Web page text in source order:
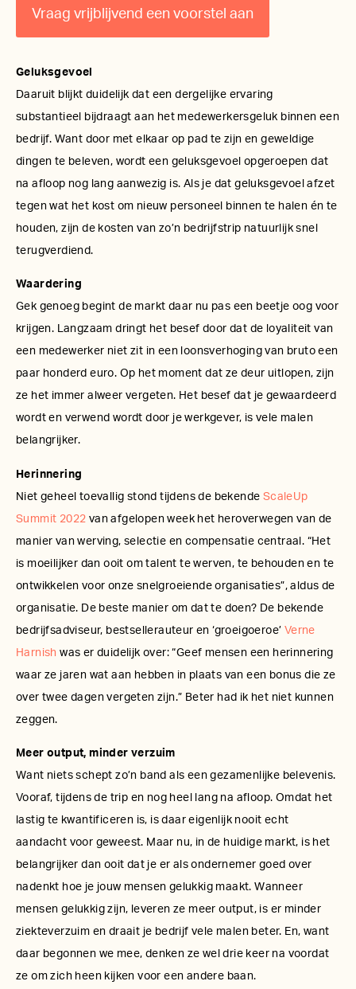
Vraag vrijblijvend een voorstel aan
Geluksgevoel
Daaruit blijkt duidelijk dat een dergelijke ervaring
substantieel bijdraagt aan het medewerkersgeluk binnen een
bedrijf. Want door met elkaar op pad te zijn en geweldige
dingen te beleven, wordt een geluksgevoel opgeroepen dat
na afloop nog lang aanwezig is. Als je dat geluksgevoel afzet
tegen wat het kost om nieuw personeel binnen te halen én te
houden, zijn de kosten van zo’n bedrijfstrip natuurlijk snel
terugverdiend.
Waardering
Gek genoeg begint de markt daar nu pas een beetje oog voor
krijgen. Langzaam dringt het besef door dat de loyaliteit van
een medewerker niet zit in een loonsverhoging van bruto een
paar honderd euro. Op het moment dat ze deur uitlopen, zijn
ze het immer alweer vergeten. Het besef dat je gewaardeerd
wordt en verwend wordt door je werkgever, is vele malen
belangrijker.
Herinnering
Niet geheel toevallig stond tijdens de bekende ScaleUp
Summit 2022 van afgelopen week het heroverwegen van de
manier van werving, selectie en compensatie centraal. “Het
is moeilijker dan ooit om talent te werven, te behouden en te
ontwikkelen voor onze snelgroeiende organisaties”, aldus de
organisatie. De beste manier om dat te doen? De bekende
bedrijfsadviseur, bestsellerauteur en ‘groeigoeroe’ Verne
Harnish was er duidelijk over: “Geef mensen een herinnering
waar ze jaren wat aan hebben in plaats van een bonus die ze
over twee dagen vergeten zijn.” Beter had ik het niet kunnen
zeggen.
Meer output, minder verzuim
Want niets schept zo’n band als een gezamenlijke belevenis.
Vooraf, tijdens de trip en nog heel lang na afloop. Omdat het
lastig te kwantificeren is, is daar eigenlijk nooit echt
aandacht voor geweest. Maar nu, in de huidige markt, is het
belangrijker dan ooit dat je er als ondernemer goed over
nadenkt hoe je jouw mensen gelukkig maakt. Wanneer
mensen gelukkig zijn, leveren ze meer output, is er minder
ziekteverzuim en draait je bedrijf vele malen beter. En, want
daar begonnen we mee, denken ze wel drie keer na voordat
ze om zich heen kijken voor een andere baan.